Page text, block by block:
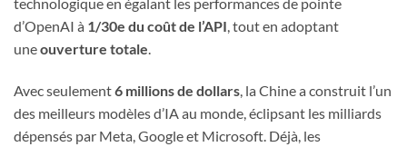
d’OpenAI à 1/30e du coût de l’API, tout en adoptant
uneouverture totale.
Avec seulement6 millions de dollars, la Chine a construit l’un
des meilleurs modèles d’IA au monde, éclipsant les milliards
dépensés par Meta, Google et Microsoft. Déjà, les